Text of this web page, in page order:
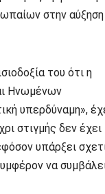
στην αύξηση
του ότι η
Ηνωμένων
υπερδύναμη»,
στιγμής δεν έχει
υπάρξει
να